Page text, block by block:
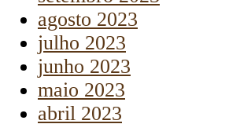
agosto 2023
julho 2023
junho 2023
maio 2023
abril 2023